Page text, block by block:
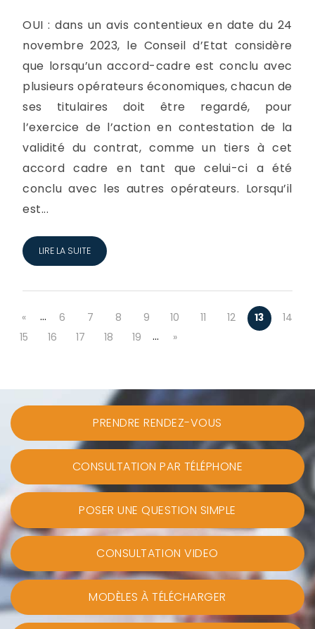
OUI : dans un avis contentieux en date du 24
novembre 2023, le Conseil d’Etat considère
que lorsqu’un accord-cadre est conclu avec
plusieurs opérateurs économiques, chacun de
ses titulaires doit être regardé, pour
l’exercice de l’action en contestation de la
validité du contrat, comme un tiers à cet
accord cadre en tant que celui-ci a été
conclu avec les autres opérateurs. Lorsqu’il
est...
LIRE LA SUITE
« … 6 7 8 9 10 11 12 13
14
15
16 17 18 19 … »
PRENDRE RENDEZ-VOUS
CONSULTATION PAR TÉLÉPHONE
POSER UNE QUESTION SIMPLE
CONSULTATION VIDEO
MODÈLES À TÉLÉCHARGER